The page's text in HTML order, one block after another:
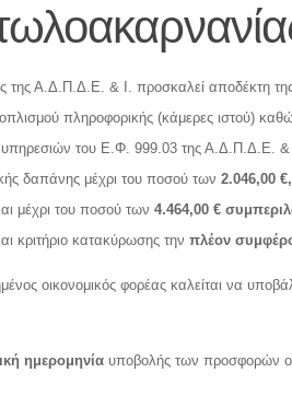
της Α.Δ.Π.Δ.Ε. & Ι. προσκαλεί αποδέκτη
πληροφορικής (κάμερες ιστού)
του Ε.Φ. 999.03 της Α.Δ.Π.Δ.Ε. &
δαπάνης μέχρι του ποσού των 2.046,00
μέχρι του ποσού των 4.464,00 €
κριτήριο κατακύρωσης την πλέον
οικονομικός φορέας καλείται να
ημερομηνία υποβολής των προσφορών